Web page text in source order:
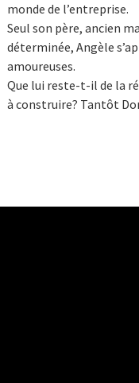
monde de l’entreprise.
Seul son père, ancien
déterminée, Angèle
amoureuses.
Que lui reste-t-il de la
à construire? Tantôt